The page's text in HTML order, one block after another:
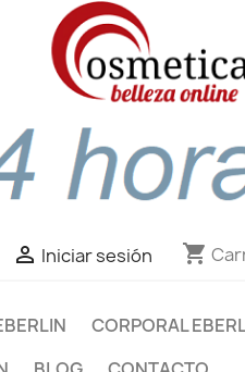
 Iniciar sesión shopping_cart
CORPORAL